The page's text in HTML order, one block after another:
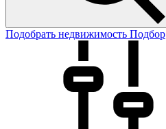
Подобрать недвижимость Подбор